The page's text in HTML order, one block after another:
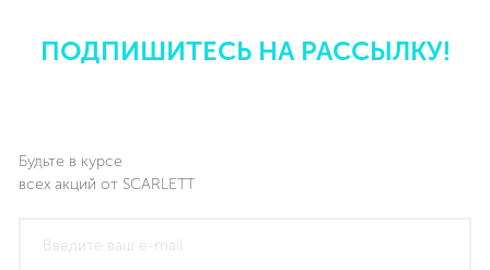
ПОДПИШИТЕСЬ НА РАССЫЛКУ!
Будьте в курсе
всех акций от SCARLETT